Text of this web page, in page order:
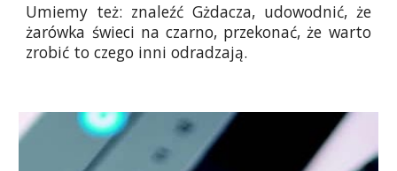
Umiemy też: znaleźć Gżdacza, udowodnić, że
żarówka świeci na czarno, przekonać, że warto
zrobić to czego inni odradzają.